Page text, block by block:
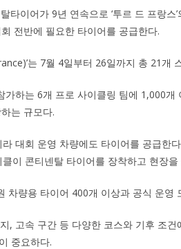
타이어가 9년 연속으로 ‘투르 드 프랑
전반에 필요한 타이어를 공급한다.
는 7월 4일부터 26일까지 총 21개
가하는 6개 프로 사이클링 팀에 1,000개
는 규모다.
대회 운영 차량에도 타이어를 공급한
이 콘티넨탈 타이어를 장착하고 현장을
차량용 타이어 400개 이상과 공식 운영
, 고속 구간 등 다양한 코스와 기후 조
중요하다.